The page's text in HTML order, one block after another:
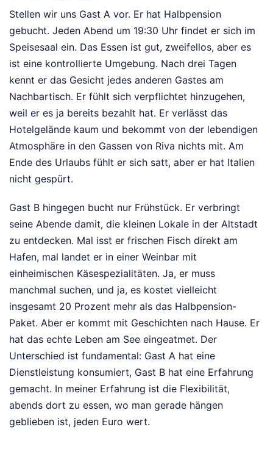
Stellen wir uns Gast A vor. Er hat Halbpension
gebucht. Jeden Abend um 19:30 Uhr findet er sich im
Speisesaal ein. Das Essen ist gut, zweifellos, aber es
ist eine kontrollierte Umgebung. Nach drei Tagen
kennt er das Gesicht jedes anderen Gastes am
Nachbartisch. Er fühlt sich verpflichtet hinzugehen,
weil er es ja bereits bezahlt hat. Er verlässt das
Hotelgelände kaum und bekommt von der lebendigen
Atmosphäre in den Gassen von Riva nichts mit. Am
Ende des Urlaubs fühlt er sich satt, aber er hat Italien
nicht gespürt.
Gast B hingegen bucht nur Frühstück. Er verbringt
seine Abende damit, die kleinen Lokale in der Altstadt
zu entdecken. Mal isst er frischen Fisch direkt am
Hafen, mal landet er in einer Weinbar mit
einheimischen Käsespezialitäten. Ja, er muss
manchmal suchen, und ja, es kostet vielleicht
insgesamt 20 Prozent mehr als das Halbpension-
Paket. Aber er kommt mit Geschichten nach Hause. Er
hat das echte Leben am See eingeatmet. Der
Unterschied ist fundamental: Gast A hat eine
Dienstleistung konsumiert, Gast B hat eine Erfahrung
gemacht. In meiner Erfahrung ist die Flexibilität,
abends dort zu essen, wo man gerade hängen
geblieben ist, jeden Euro wert.